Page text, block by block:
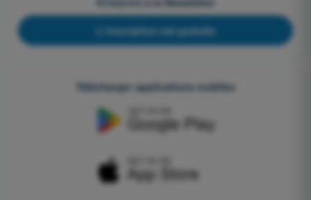
L'inscription est gratuite
Télécharger applications mobiles